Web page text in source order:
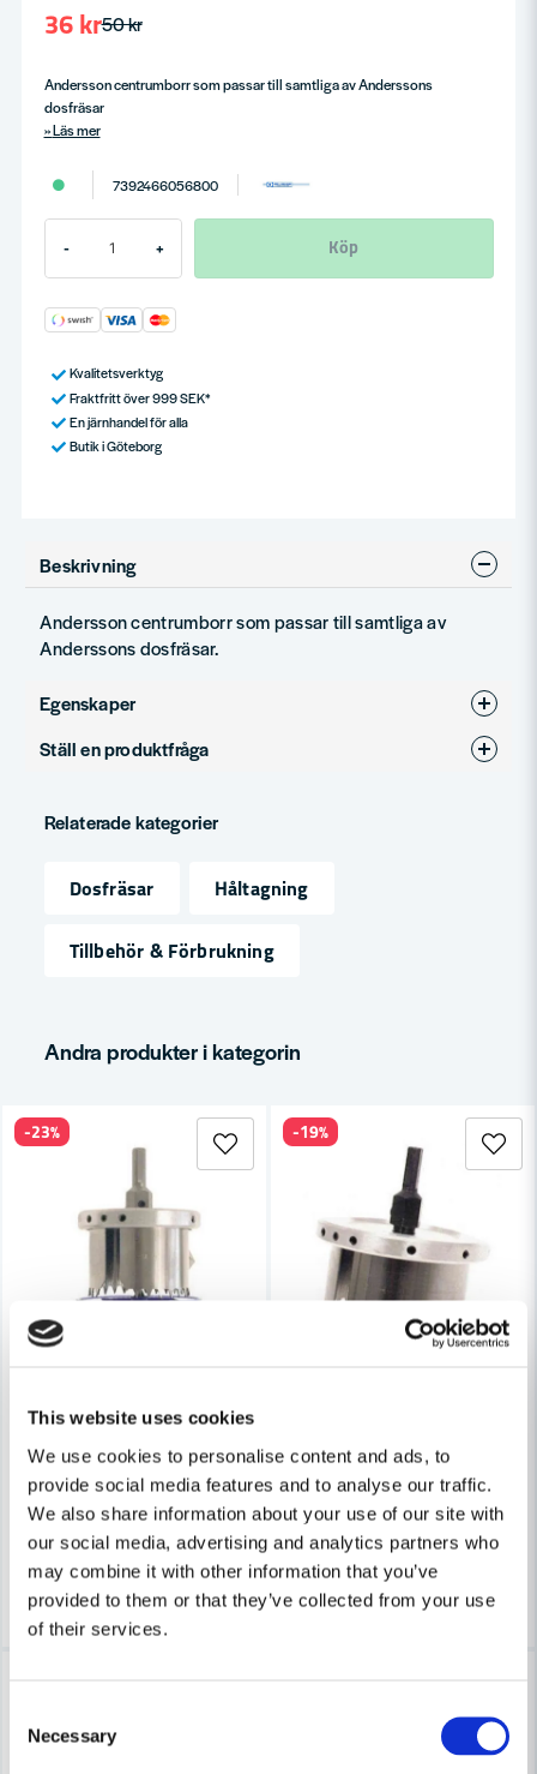
This website uses cookies
We use cookies to personalise content and ads, to
provide social media features and to analyse our traffic.
We also share information about your use of our site with
our social media, advertising and analytics partners who
may combine it with other information that you’ve
provided to them or that they’ve collected from your use
of their services.
Selection
Necessary
50 kr
36 kr
Andersson centrumborr som passar till samtliga av Anderssons
dosfräsar
Läs mer
7392466056800
- + Köp
Kvalitetsverktyg
Fraktfritt över 999 SEK*
En järnhandel för alla
Butik i Göteborg
Beskrivning
Andersson centrumborr som passar till samtliga av
Anderssons dosfräsar.
Egenskaper
Produkttyp
Ställ en produktfråga
Fråga oss något om denna produkten...
Namn
Ja, ni får publicera min fråga
Relaterade kategorier
Dosfräsar
Håltagning
Tillbehör & Förbrukning
Andra produkter i kategorin
Andersson Dosfräs T-60 (64mm)
386 kr
298 kr
Leveranstid ifrån leverantör ca
3-7 arbetsdagar
Köp
-23%
458 kr
373 kr
Leveranstid ifrån leverantör ca
3-7 arbetsdagar
Köp
-19%